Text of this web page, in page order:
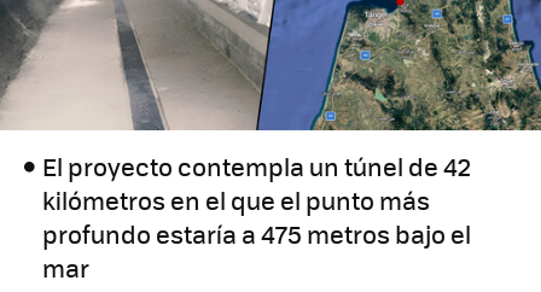
El proyecto contempla un túnel de 42
kilómetros en el que el punto más
profundo estaría a 475 metros bajo el
mar